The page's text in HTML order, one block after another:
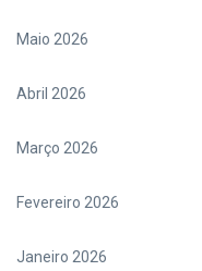
Maio 2026
Abril 2026
Março 2026
Fevereiro 2026
Janeiro 2026